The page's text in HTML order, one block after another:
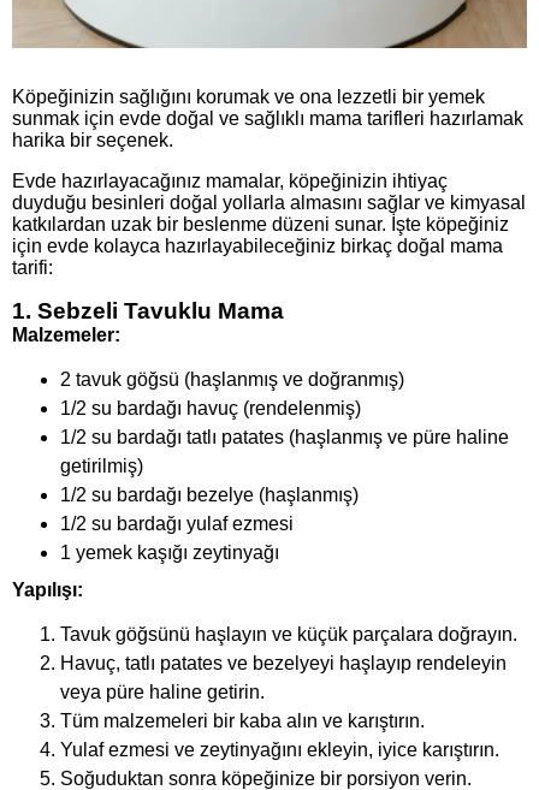
Köpeğinizin sağlığını korumak ve ona lezzetli bir yemek
sunmak için evde doğal ve sağlıklı mama tarifleri hazırlamak
harika bir seçenek.
Evde hazırlayacağınız mamalar, köpeğinizin ihtiyaç
duyduğu besinleri doğal yollarla almasını sağlar ve kimyasal
katkılardan uzak bir beslenme düzeni sunar. İşte köpeğiniz
için evde kolayca hazırlayabileceğiniz birkaç doğal mama
tarifi:
1. Sebzeli Tavuklu Mama
Malzemeler:
2 tavuk göğsü (haşlanmış ve doğranmış)
1/2 su bardağı havuç (rendelenmiş)
1/2 su bardağı tatlı patates (haşlanmış ve püre haline
getirilmiş)
1/2 su bardağı bezelye (haşlanmış)
1/2 su bardağı yulaf ezmesi
1 yemek kaşığı zeytinyağı
Yapılışı:
Tavuk göğsünü haşlayın ve küçük parçalara doğrayın.
Havuç, tatlı patates ve bezelyeyi haşlayıp rendeleyin
veya püre haline getirin.
Tüm malzemeleri bir kaba alın ve karıştırın.
Yulaf ezmesi ve zeytinyağını ekleyin, iyice karıştırın.
Soğuduktan sonra köpeğinize bir porsiyon verin.